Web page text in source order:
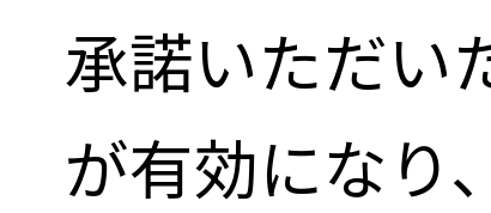
承諾いただい
が有効になり